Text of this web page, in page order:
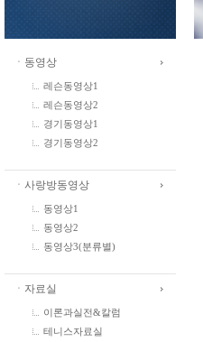
ㆍ동영상
레슨동영상1
레슨동영상2
경기동영상1
경기동영상2
ㆍ사랑방동영상
동영상1
동영상2
동영상3(분류별)
ㆍ자료실
이론과실전&칼럼
테니스자료실